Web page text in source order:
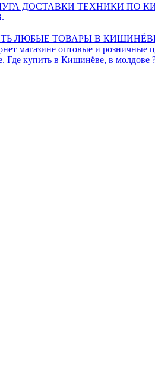
ДОСТАВКИ ТЕХНИКИ ПО
ТОВАРЫ В КИШИНЁВЕ, В
магазине оптовые и
Где купить в Кишинёве, в молдове